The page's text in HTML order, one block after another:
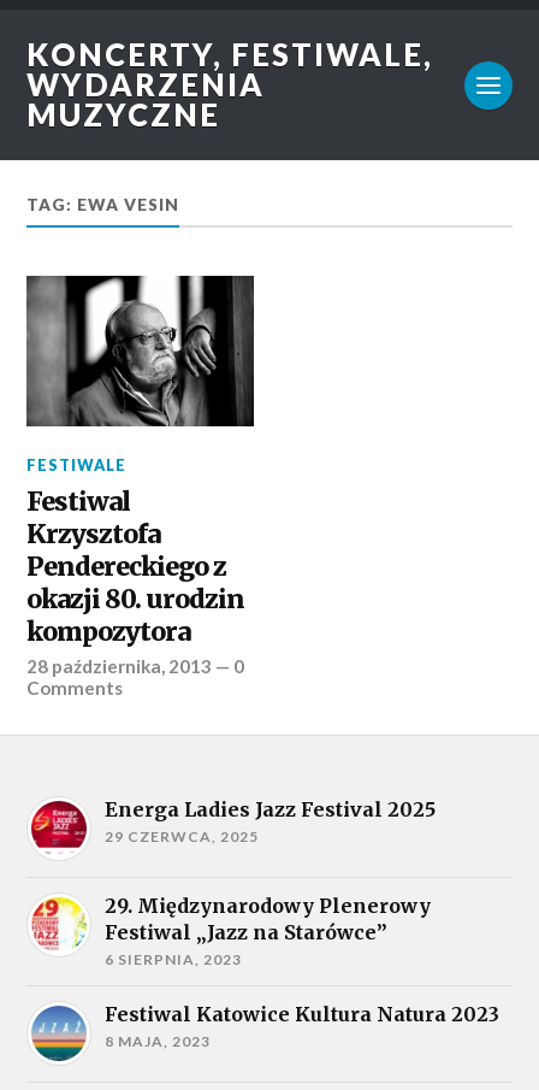
KONCERTY, FESTIWALE,
WYDARZENIA
MUZYCZNE
TAG: EWA VESIN
FESTIWALE
Festiwal
Krzysztofa
Pendereckiego z
okazji 80. urodzin
kompozytora
28 października, 2013 — 0
Comments
Energa Ladies Jazz Festival 2025
29 CZERWCA, 2025
29. Międzynarodowy Plenerowy
Festiwal „Jazz na Starówce”
6 SIERPNIA, 2023
Festiwal Katowice Kultura Natura 2023
8 MAJA, 2023